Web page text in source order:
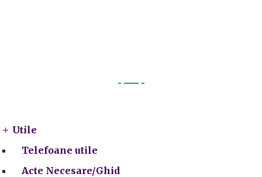
Utile
Telefoane utile
Acte Necesare/Ghid